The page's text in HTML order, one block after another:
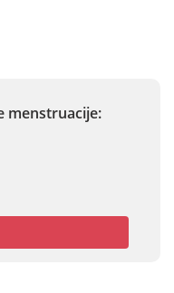
menstruacije: